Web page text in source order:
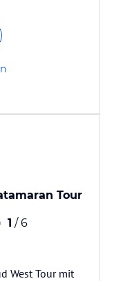
Tour
1 / 6
West Tour mit